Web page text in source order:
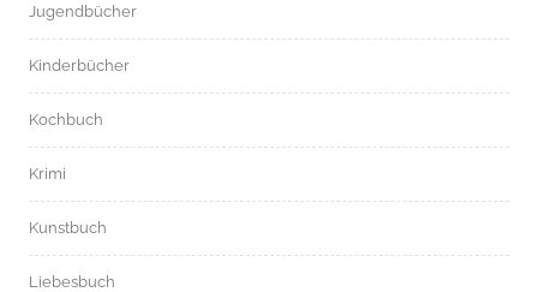
Jugendbücher
Kinderbücher
Kochbuch
Krimi
Kunstbuch
Liebesbuch